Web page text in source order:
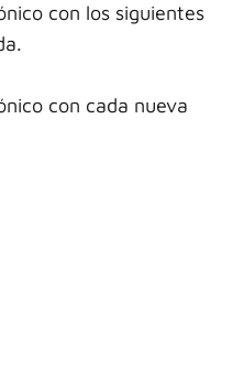
con los siguientes
con cada nueva